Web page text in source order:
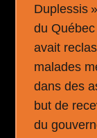
Duplessis
du
avait
malades
dans des
but de
du